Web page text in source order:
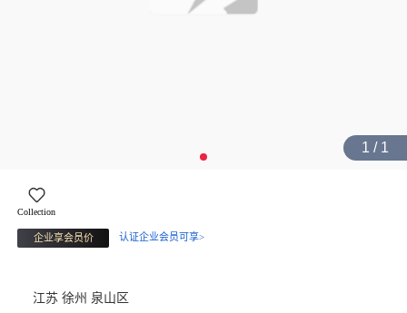
1 / 1
Collection
企业享会员价 认证企业会员可享>
江苏 徐州 泉山区